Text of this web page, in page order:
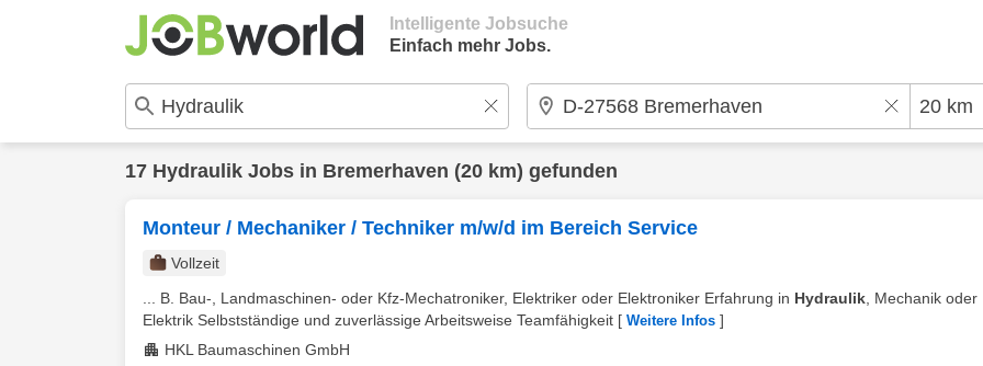
Intelligente Jobsuche
Einfach mehr Jobs.
17 Hydraulik Jobs in Bremerhaven (20 km) gefunden
Monteur / Mechaniker / Techniker m/w/d im Bereich Service
Vollzeit
... B. Bau-, Landmaschinen- oder Kfz-Mechatroniker, Elektriker oder Elektroniker Erfahrung in Hydraulik , Mechanik oder
Elektrik Selbstständige und zuverlässige Arbeitsweise Teamfähigkeit [ Weitere Infos ]
HKL Baumaschinen GmbH